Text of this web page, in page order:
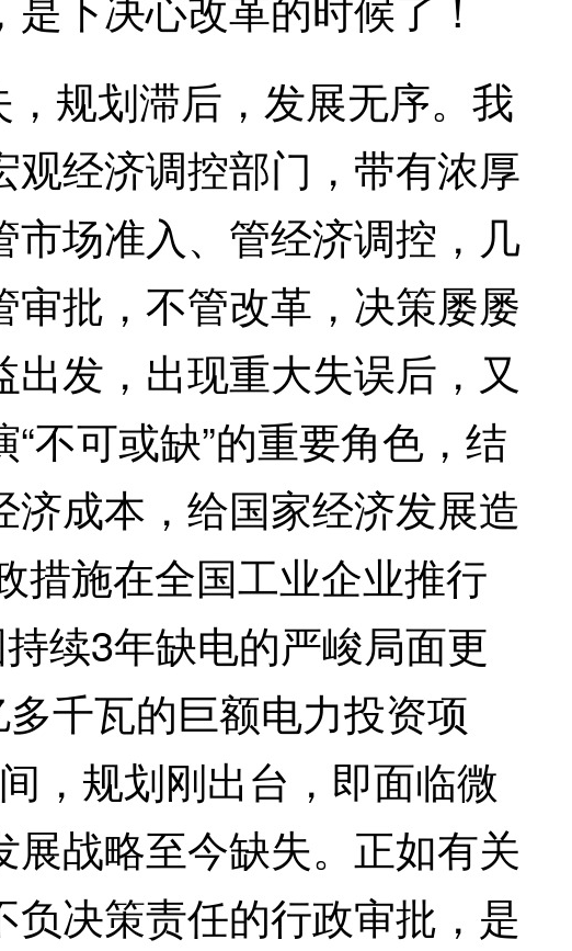
规划滞后，发展无序。我
经济调控部门，带有浓厚
场准入、管经济调控，几
批，不管改革，决策屡屡
发，出现重大失误后，又
不可或缺”的重要角色，结
成本，给国家经济发展造
措施在全国工业企业推行
续3年缺电的严峻局面更
千瓦的巨额电力投资项
，规划刚出台，即面临微
战略至今缺失。正如有关
决策责任的行政审批，是